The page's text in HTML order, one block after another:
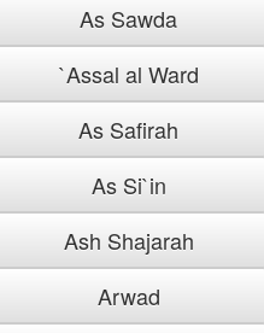
As Sawda
`Assal al Ward
As Safirah
As Si`in
Ash Shajarah
Arwad